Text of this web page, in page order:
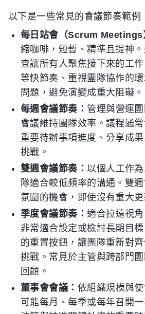
以下是一些常見的會議節奏範例
每日站會（Scrum Meetings
縮咖啡，短暫、精準且提神
查讓所有人聚焦接下來的工
等快節奏、重視團隊協作的
問題，避免演變成重大阻礙。
每週會議節奏： 管理與營運
會議維持團隊效率。議程通
重要待辦事項進度、分享成
挑戰。
雙週會議節奏：以個人工作
隊適合較低頻率的溝通。雙
氛圍的機會，即使沒有重大
季度會議節奏：適合拉遠視
非常適合設定或檢討長期目
的重置按鈕，讓團隊重新對
挑戰。常見於主管與跨部門
回顧。
董事會會議： 依組織規模與
可能每月、每季或每年召開